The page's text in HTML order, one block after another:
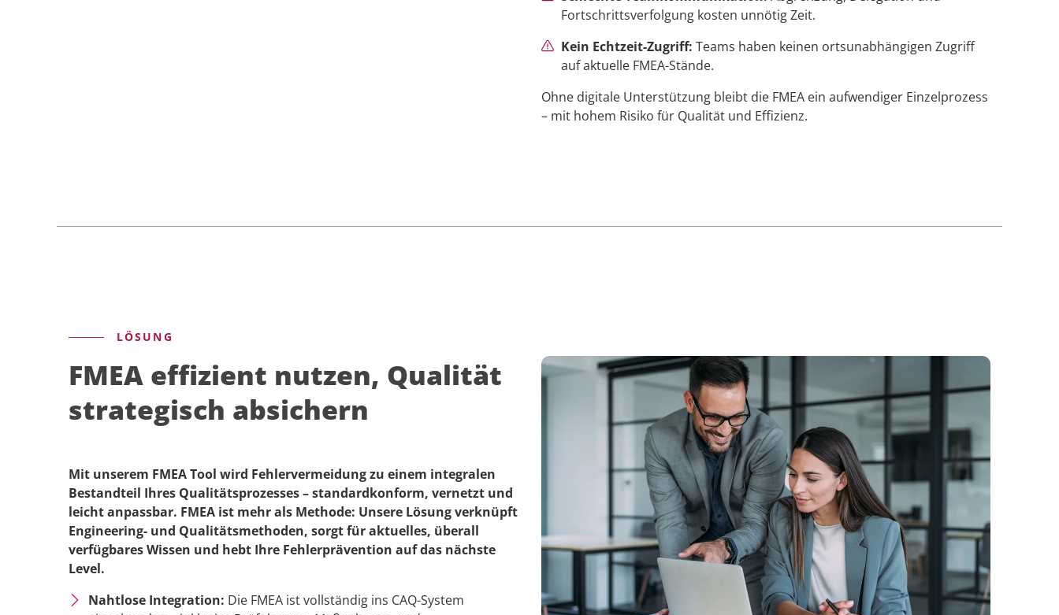
Fortschrittsverfolgung kosten unnötig Zeit.
Kein Echtzeit-Zugriff: Teams haben keinen ortsunabhängigen Zugriff
auf aktuelle FMEA-Stände.
Ohne digitale Unterstützung bleibt die FMEA ein aufwendiger Einzelprozess
– mit hohem Risiko für Qualität und Effizienz.
LÖSUNG
FMEA effizient nutzen, Qualität
strategisch absichern
Mit unserem FMEA Tool wird Fehlervermeidung zu einem integralen
Bestandteil Ihres Qualitätsprozesses – standardkonform, vernetzt und
leicht anpassbar. FMEA ist mehr als Methode: Unsere Lösung verknüpft
Engineering- und Qualitätsmethoden, sorgt für aktuelles, überall
verfügbares Wissen und hebt Ihre Fehlerprävention auf das nächste
Level.
Nahtlose Integration: Die FMEA ist vollständig ins CAQ-System